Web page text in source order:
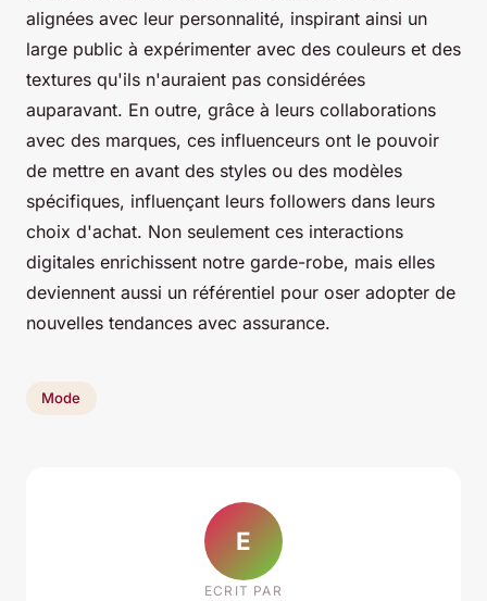
alignées avec leur personnalité, inspirant ainsi un
large public à expérimenter avec des couleurs et des
textures qu'ils n'auraient pas considérées
auparavant. En outre, grâce à leurs collaborations
avec des marques, ces influenceurs ont le pouvoir
de mettre en avant des styles ou des modèles
spécifiques, influençant leurs followers dans leurs
choix d'achat. Non seulement ces interactions
digitales enrichissent notre garde-robe, mais elles
deviennent aussi un référentiel pour oser adopter de
nouvelles tendances avec assurance.
Mode
E
ECRIT PAR